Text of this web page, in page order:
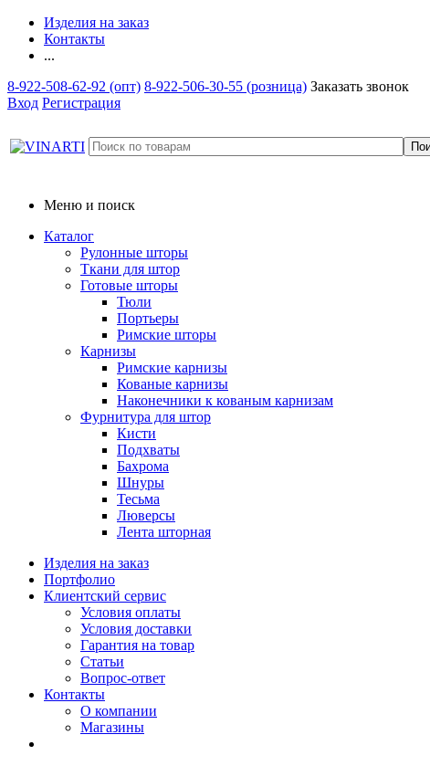
Изделия на заказ
Контакты
...
8-922-508-62-92 (опт) 8-922-506-30-55 (розница) Заказать звонок
Вход Регистрация
Меню и поиск
Каталог
Рулонные шторы
Ткани для штор
Готовые шторы
Тюли
Портьеры
Римские шторы
Карнизы
Римские карнизы
Кованые карнизы
Наконечники к кованым карнизам
Фурнитура для штор
Кисти
Подхваты
Бахрома
Шнуры
Тесьма
Люверсы
Лента шторная
Изделия на заказ
Портфолио
Клиентский сервис
Условия оплаты
Условия доставки
Гарантия на товар
Статьи
Вопрос-ответ
Контакты
О компании
Магазины